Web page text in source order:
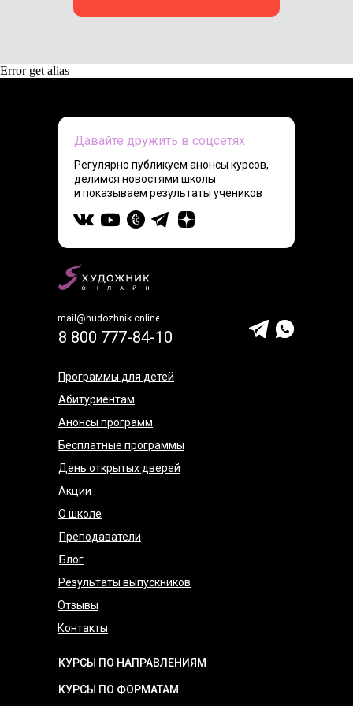
Error get alias
Давайте дружить в соцсетях
mail@hudozhnik.online
Регулярно публикуем анонсы курсов,
делимся новостями школы
и показываем результаты учеников
8 800 777-84-10
КУРСЫ ПО НАПРАВЛЕНИЯМ
КУРСЫ ПО ФОРМАТАМ
Программы для детей
Абитуриентам
Анонсы программ
Бесплатные программы
День открытых дверей
Акции
О школе
Преподаватели
Блог
Результаты выпускников
Отзывы
Контакты